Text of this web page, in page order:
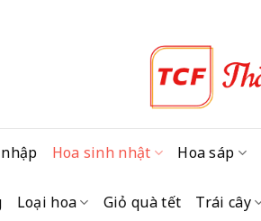
Hoa sinh nhật Hoa sáp
Loại hoa Giỏ quà tết Trái cây